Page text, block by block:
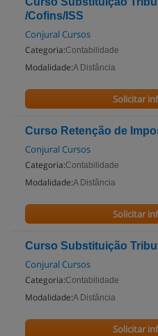
/Cofins/ISS
Conjural Cursos
Categoria:Contabilidade
Modalidade:A Distância
Solicitar
Curso Retenção de
Conjural Cursos
Categoria:Contabilidade
Modalidade:A Distância
Solicitar
Curso Substituição
Conjural Cursos
Categoria:Contabilidade
Modalidade:A Distância
Solicitar